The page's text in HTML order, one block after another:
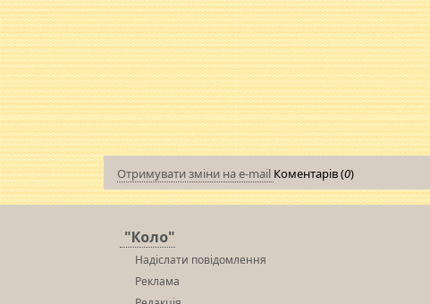
Отримувати зміни на e-mail Коментарів (0)
"Коло"
Надіслати повідомлення
Реклама